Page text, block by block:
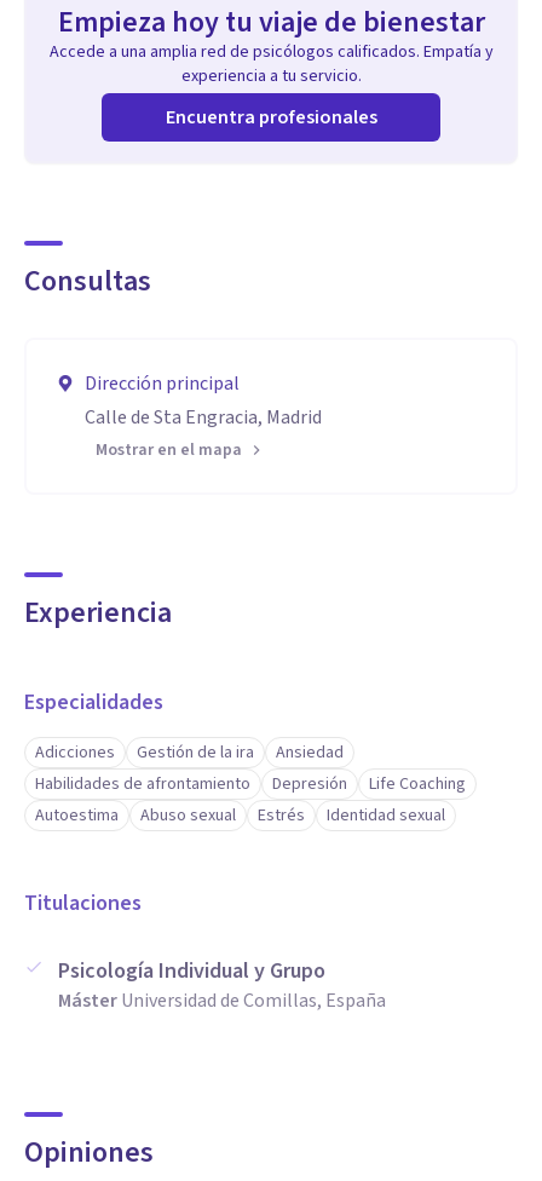
Empieza hoy tu viaje de bienestar
Accede a una amplia red de psicólogos calificados. Empatía y
experiencia a tu servicio.
Encuentra profesionales
Consultas
Dirección principal
Calle de Sta Engracia, Madrid
Mostrar en el mapa
Experiencia
Especialidades
Adicciones Gestión de la ira
Ansiedad
Habilidades de afrontamiento
Depresión
Life Coaching
Autoestima
Abuso sexual Estrés Identidad sexual
Titulaciones
Psicología Individual y Grupo
MásterUniversidad de Comillas, España
Opiniones